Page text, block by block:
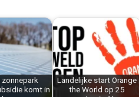
zonnepark
komt in
Landelijke start Orange
the World op 25